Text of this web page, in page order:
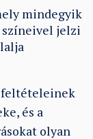
mindegyik
színeivel jelzi
feltételeinek
és a
olyan